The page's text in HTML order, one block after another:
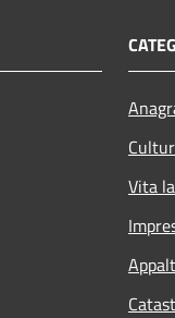
Vita